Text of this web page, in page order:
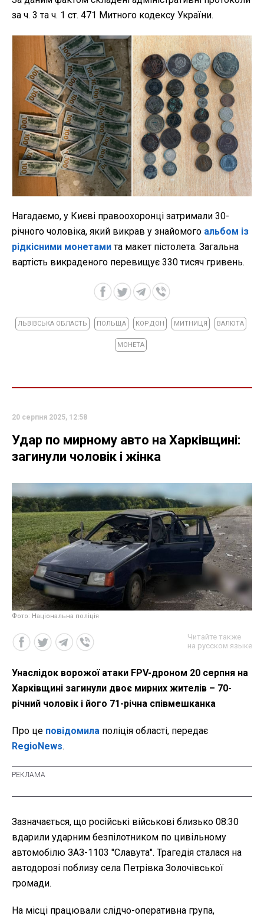
за ч. 3 та ч. 1 ст. 471 Митного кодексу України.
Нагадаємо, у Києві правоохоронці затримали 30-
річного чоловіка, який викрав у знайомого альбом із
рідкісними монетамита макет пістолета. Загальна
вартість викраденого перевищує 330 тисяч гривень.
ЛЬВІВСЬКА ОБЛАСТЬ ПОЛЬЩА КОРДОН МИТНИЦЯ ВАЛЮТА
МОНЕТА
20 серпня 2025, 12:58
Удар по мирному авто на Харківщині:
загинули чоловік і жінка
Фото: Національна поліція
Читайте также
на русском языке
Унаслідок ворожої атаки FPV-дроном 20 серпня на
Харківщині загинули двоє мирних жителів – 70-
річний чоловік і його 71-річна співмешканка
Про це повідомила поліція області, передає
RegioNews.
Зазначається, що російські військові близько 08:30
вдарили ударним безпілотником по цивільному
автомобілю ЗАЗ-1103 "Славута". Трагедія сталася на
автодорозі поблизу села Петрівка Золочівської
громади.
На місці працювали слідчо-оперативна група,